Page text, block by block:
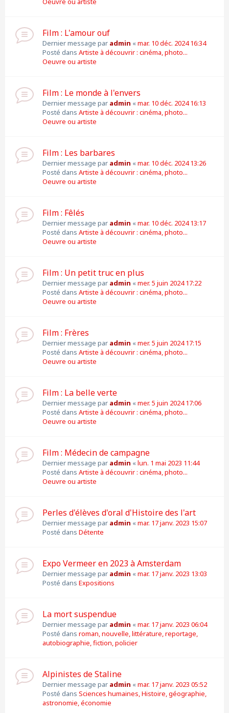
Film : L'amour ouf
Dernier message par admin «mar. 10 déc. 2024 16:34
Posté dans Artiste à découvrir : cinéma, photo...
Oeuvre ou artiste
Film : Le monde à l'envers
Dernier message par admin «mar. 10 déc. 2024 16:13
Posté dans Artiste à découvrir : cinéma, photo...
Oeuvre ou artiste
Film : Les barbares
Dernier message par admin «mar. 10 déc. 2024 13:26
Posté dans Artiste à découvrir : cinéma, photo...
Oeuvre ou artiste
Film : Fêlés
Dernier message par admin «mar. 10 déc. 2024 13:17
Posté dans Artiste à découvrir : cinéma, photo...
Oeuvre ou artiste
Film : Un petit truc en plus
Dernier message par admin «mer. 5 juin 2024 17:22
Posté dans Artiste à découvrir : cinéma, photo...
Oeuvre ou artiste
Film : Frères
Dernier message par admin «mer. 5 juin 2024 17:15
Posté dans Artiste à découvrir : cinéma, photo...
Oeuvre ou artiste
Film : La belle verte
Dernier message par admin «mer. 5 juin 2024 17:06
Posté dans Artiste à découvrir : cinéma, photo...
Oeuvre ou artiste
Film : Médecin de campagne
Dernier message par admin «lun. 1 mai 2023 11:44
Posté dans Artiste à découvrir : cinéma, photo...
Oeuvre ou artiste
Perles d'élèves d'oral d'Histoire des l'art
Dernier message par admin «mar. 17 janv. 2023 15:07
Posté dans Détente
Expo Vermeer en 2023 à Amsterdam
Dernier message par admin «mar. 17 janv. 2023 13:03
Posté dans Expositions
La mort suspendue
Dernier message par admin «mar. 17 janv. 2023 06:04
Posté dans roman, nouvelle, littérature, reportage,
autobiographie, fiction, policier
Alpinistes de Staline
Dernier message par admin «mar. 17 janv. 2023 05:52
Posté dans Sciences humaines, Histoire, géographie,
astronomie, économie